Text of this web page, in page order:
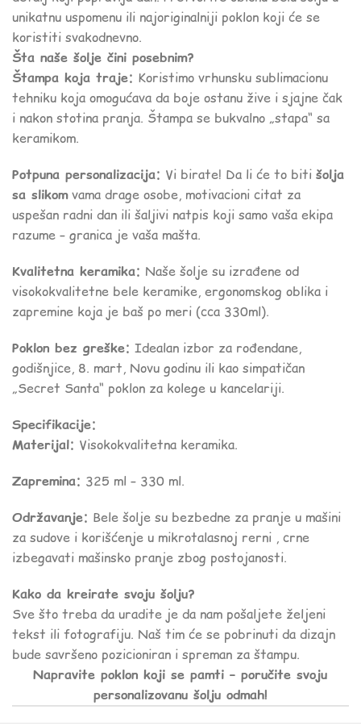
unikatnu uspomenu ili najoriginalniji poklon koji će se
koristiti svakodnevno.
Šta naše šolje čini posebnim?
Štampa koja traje: Koristimo vrhunsku sublimacionu
tehniku koja omogućava da boje ostanu žive i sjajne čak
i nakon stotina pranja. Štampa se bukvalno „stapa“ sa
keramikom.
Potpuna personalizacija: Vi birate! Da li će to biti šolja
sa slikomvama drage osobe, motivacioni citat za
uspešan radni dan ili šaljivi natpis koji samo vaša ekipa
razume – granica je vaša mašta.
Kvalitetna keramika: Naše šolje su izrađene od
visokokvalitetne bele keramike, ergonomskog oblika i
zapremine koja je baš po meri (cca 330ml).
Poklon bez greške: Idealan izbor za rođendane,
godišnjice, 8. mart, Novu godinu ili kao simpatičan
„Secret Santa“ poklon za kolege u kancelariji.
Specifikacije:
Materijal: Visokokvalitetna keramika.
Zapremina: 325 ml – 330 ml.
Održavanje: Bele šolje su bezbedne za pranje u mašini
za sudove i korišćenje u mikrotalasnoj rerni , crne
izbegavati mašinsko pranje zbog postojanosti.
Kako da kreirate svoju šolju?
Sve što treba da uradite je da nam pošaljete željeni
tekst ili fotografiju. Naš tim će se pobrinuti da dizajn
bude savršeno pozicioniran i spreman za štampu.
Napravite poklon koji se pamti – poručite svoju
personalizovanu šolju odmah!